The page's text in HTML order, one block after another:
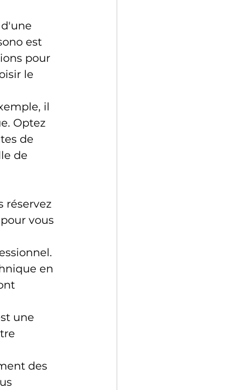
est
pour
le
il
Optez
de
de
réservez
vous
en
une
des